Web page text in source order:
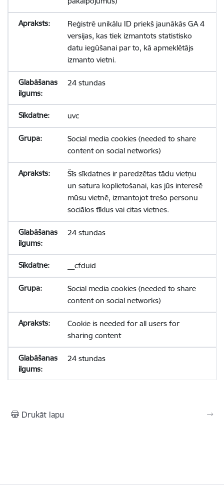
Reģistrē unikālu ID priekš jaunākās GA 4
versijas, kas tiek izmantots statistisko
datu iegūšanai par to, kā apmeklētājs
izmanto vietni.
24 stundas
uvc
Social media cookies (needed to share
content on social networks)
Šīs sīkdatnes ir paredzētas tādu vietņu
un satura koplietošanai, kas jūs interesē
mūsu vietnē, izmantojot trešo personu
sociālos tīklus vai citas vietnes.
24 stundas
__cfduid
Social media cookies (needed to share
content on social networks)
Cookie is needed for all users for
sharing content
24 stundas
Drukāt lapu